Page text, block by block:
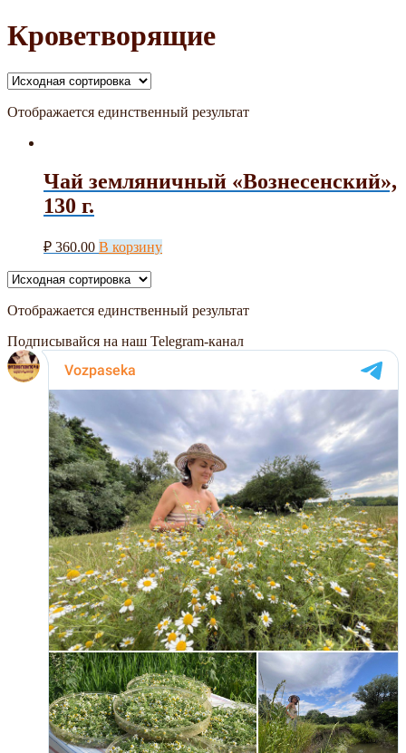
Кроветворящие
Отображается единственный результат
Чай земляничный «Вознесенский»,
130 г.
₽ 360.00 В корзину
Отображается единственный результат
Подписывайся на наш Telegram-канал